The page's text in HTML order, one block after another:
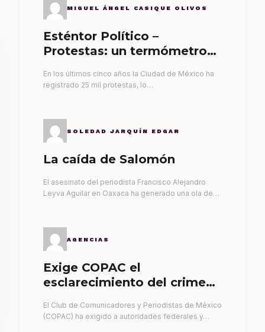
MIGUEL ÁNGEL CASIQUE OLIVOS
Esténtor Político –
Protestas: un termómetro
En los últimos cinco años la Ciudad de México ha
registrado 25 mil protestas, lo…
SOLEDAD JARQUÍN EDGAR
La caída de Salomón
El asesinato del periodista Francisco Alejandro
Leyva Aguilar en Oaxaca ha generado una ola de…
AGENCIAS
Exige COPAC el
esclarecimiento del crimen
El Club de Comunicadores y Periodistas de México
(COPAC) ha exigido a autoridades federales y…